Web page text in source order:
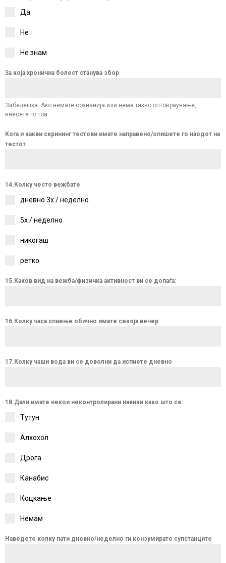
Да
Не
Не знам
За која хронична болест станува збор
Забелешка: Ако немате сознанија или нема такво оптовраување,
внесете го тоа
Кога и какви скрининг тестови имате направено/опишете го наодот на
тестот
14.Колку често вежбате
дневно 3х / неделно
5х / неделно
никогаш
ретко
15.Каков вид на вежба/физичка активност ви се допаѓа:
16.Колку часа спиење обично имате секоја вечер
17.Колку чаши вода ви се доволни да испиете дневно
18.Дали имате некои неконтролирани навики како што се:
Тутун
Алхохол
Дрога
Канабис
Коцкање
Немам
Наведете колку пати дневно/неделно ги конзумирате супстанците